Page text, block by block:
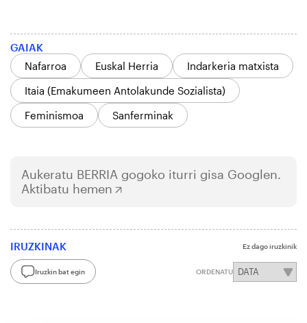
GAIAK
Nafarroa
Euskal Herria
Indarkeria matxista
Itaia (Emakumeen Antolakunde Sozialista)
Feminismoa
Sanferminak
Aukeratu BERRIA gogoko iturri gisa Googlen.
Aktibatu hemen
IRUZKINAK Ez dago iruzkinik
Iruzkin bat egin ORDENATU